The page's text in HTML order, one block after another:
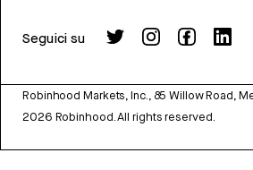
Seguici su
Robinhood Markets, Inc., 85 Willow Road,
2026 Robinhood. All rights reserved.